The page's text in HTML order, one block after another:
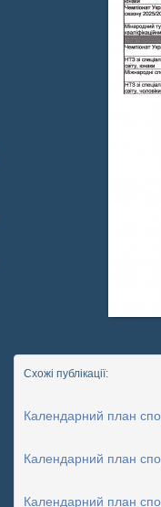
Схожі публікації:
Календарний план
Календарний план
Календарний план